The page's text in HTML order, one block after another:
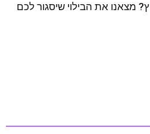
מצאנו את הבילוי שיסגור לכם